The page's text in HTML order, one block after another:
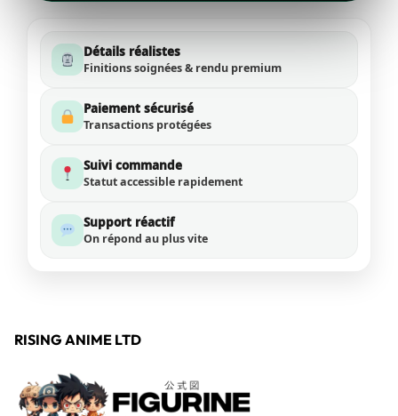
Détails réalistes
Finitions soignées & rendu premium
Paiement sécurisé
Transactions protégées
Suivi commande
Statut accessible rapidement
Support réactif
On répond au plus vite
RISING ANIME LTD